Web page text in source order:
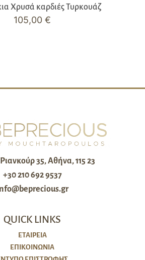
Χρυσά καρδιές Τυρκουάζ
105,00 €
35, Αθήνα, 115 23
+30 210 692 9537
QUICK LINKS
ΕΤΑΙΡΕΙΑ
ΕΠΙΚΟΙΝΩΝΙΑ